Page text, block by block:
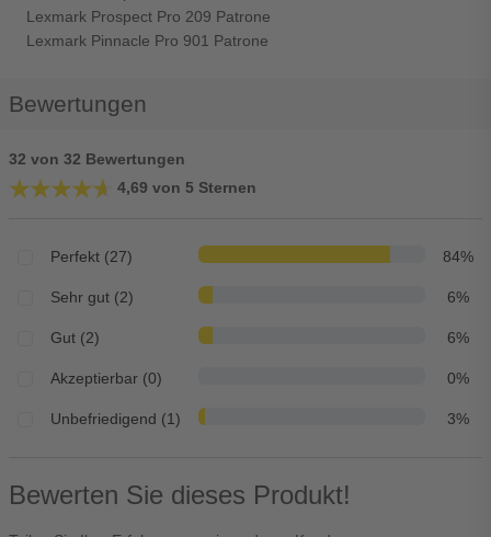
Lexmark Prospect Pro 209 Patrone
Lexmark Pinnacle Pro 901 Patrone
Bewertungen
32 von 32 Bewertungen
★★★★★
★★★★★ 4,69 von 5 Sternen
Perfekt (27) 84%
Sehr gut (2) 6%
Gut (2) 6%
Akzeptierbar (0) 0%
Unbefriedigend (1) 3%
Bewerten Sie dieses Produkt!